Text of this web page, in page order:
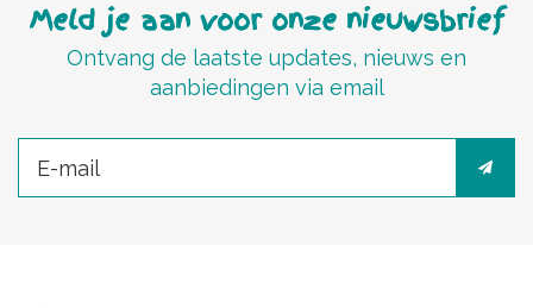
Meld je aan voor onze nieuwsbrief
Ontvang de laatste updates, nieuws en
aanbiedingen via email